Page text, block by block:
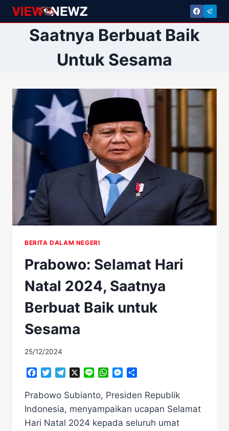
Skip
to
contentSaatnya Berbuat Baik
Untuk Sesama
BERITA DALAM NEGERI
Prabowo: Selamat Hari
Natal 2024, Saatnya
Berbuat Baik untuk
Sesama
25/12/2024
Facebook
TwitterTelegramLine WhatsAppMessenger
Prabowo Subianto, Presiden Republik
Indonesia, menyampaikan ucapan Selamat
Hari Natal 2024 kepada seluruh umat